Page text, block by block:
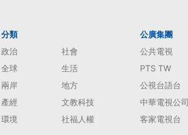
分類
政治
社會
全球
生活
兩岸
地方
產經
文教科技
環境
社福人權
公廣集團
公共電視
PTS TW
公視台語台
中華電視公司
客家電視台